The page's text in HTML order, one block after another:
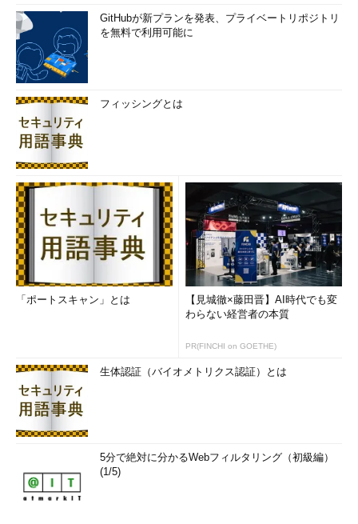
GitHubが新プランを発表、プライベートリポジトリ
を無料で利用可能に
フィッシングとは
「ポートスキャン」とは
【見城徹×藤田晋】AI時代でも変
わらない経営者の本質
PR(FINCHI on GOETHE)
生体認証（バイオメトリクス認証）とは
5分で絶対に分かるWebフィルタリング（初級編）
(1/5)